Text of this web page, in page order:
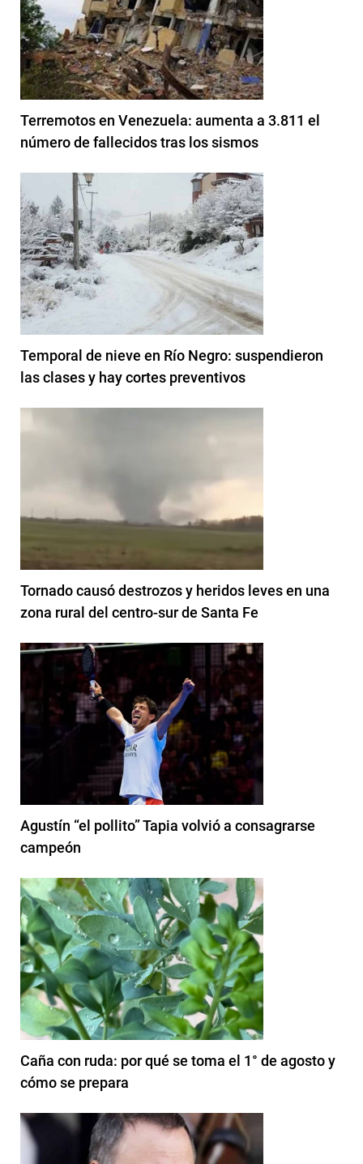
Terremotos en Venezuela: aumenta a 3.811 el
número de fallecidos tras los sismos
Temporal de nieve en Río Negro: suspendieron
las clases y hay cortes preventivos
Tornado causó destrozos y heridos leves en una
zona rural del centro-sur de Santa Fe
Agustín “el pollito” Tapia volvió a consagrarse
campeón
Caña con ruda: por qué se toma el 1° de agosto y
cómo se prepara